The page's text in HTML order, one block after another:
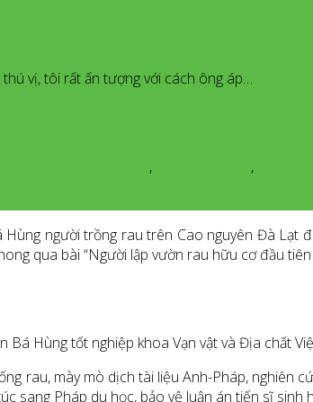
vị, tôi rất ấn tượng với cách ông áp…
, ,
Hùng người trồng rau trên Cao nguyên Đà
qua bài “Người lập vườn rau hữu cơ đầu tiên
Bá Hùng tốt nghiệp khoa Vạn vật và Địa chất
rau, mày mò dịch tài liệu Anh-Pháp, nghiên
sang Pháp du học, bảo vệ luận án tiến sĩ